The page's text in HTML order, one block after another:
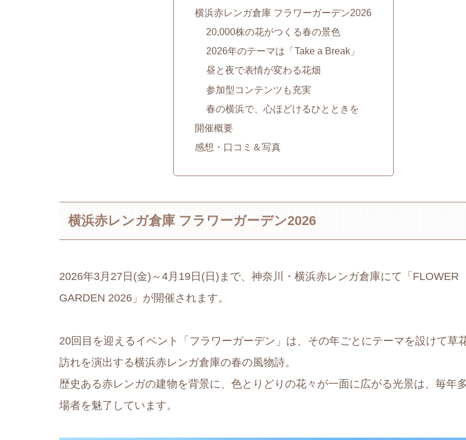
横浜赤レンガ倉庫 フラワーガーデン2026
20,000株の花がつくる春の景色
2026年のテーマは「Take a Break」
昼と夜で表情が変わる花畑
参加型コンテンツも充実
春の横浜で、心ほどけるひとときを
開催概要
感想・口コミ＆写真
横浜赤レンガ倉庫 フラワーガーデン2026
2026年3月27日(金)～4月19日(日)まで、神奈川・横浜赤レンガ倉庫にて「FLOWER
GARDEN 2026」が開催されます。
20回目を迎えるイベント「フラワーガーデン」は、その年ごとにテーマを設けて草
訪れを演出する横浜赤レンガ倉庫の春の風物詩。
歴史ある赤レンガの建物を背景に、色とりどりの花々が一面に広がる光景は、毎年
場者を魅了しています。